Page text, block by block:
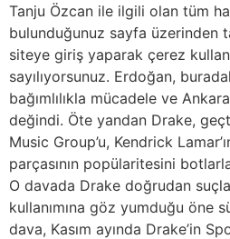
Tanju Özcan ile ilgili olan tüm
bulunduğunuz sayfa üzerinden
siteye giriş yaparak çerez
sayılıyorsunuz. Erdoğan,
bağımlılıkla mücadele ve
değindi. Öte yandan Drake,
Music Group’u, Kendrick
parçasının popülaritesini
O davada Drake doğrudan
kullanımına göz yumduğu öne
dava, Kasım ayında Drake’in